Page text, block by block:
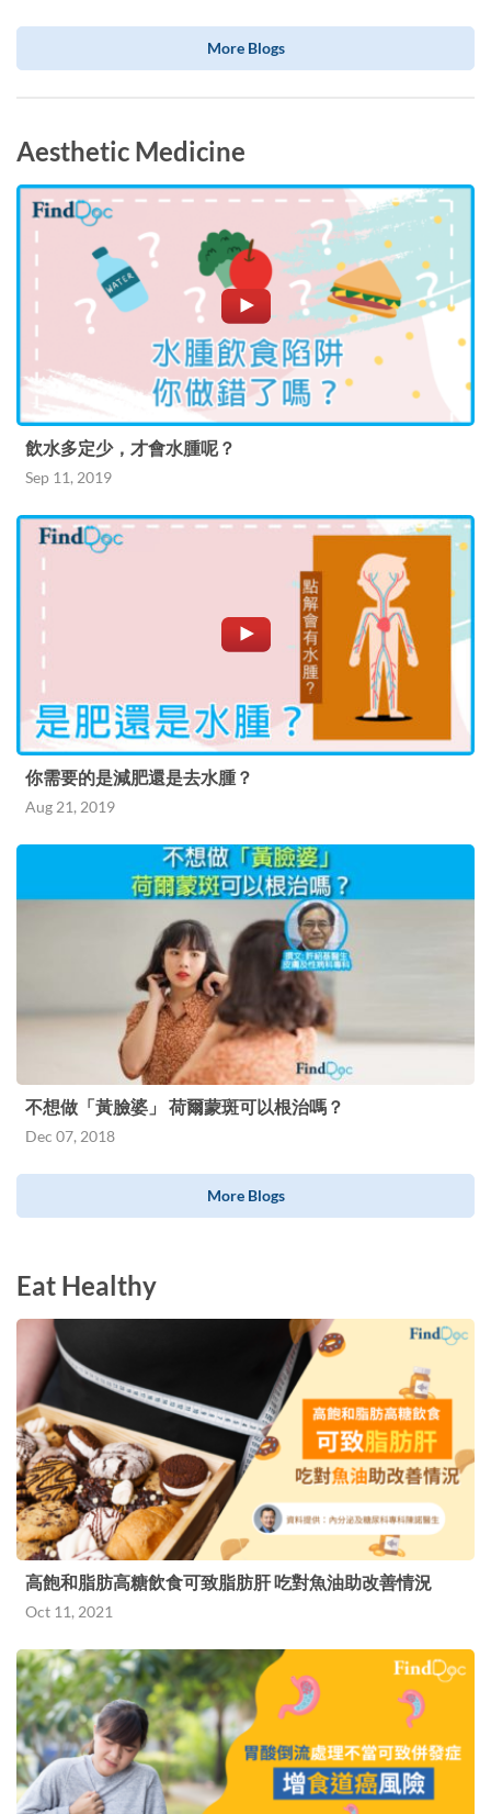
More Blogs
Aesthetic Medicine
飲水多定少，才會水腫呢？
Sep 11, 2019
你需要的是減肥還是去水腫？
Aug 21, 2019
不想做「黃臉婆」 荷爾蒙斑可以根治嗎？
Dec 07, 2018
More Blogs
Eat Healthy
高飽和脂肪高糖飲食可致脂肪肝 吃對魚油助改善情況
Oct 11, 2021